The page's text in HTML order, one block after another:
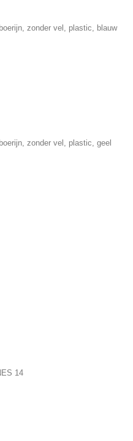
zonder vel, plastic, blauw
zonder vel, plastic, geel
14